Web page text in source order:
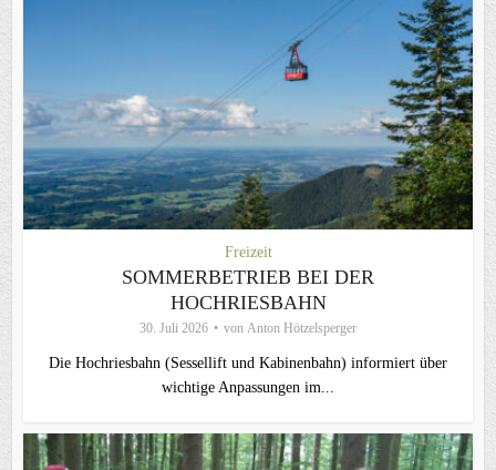
Freizeit
SOMMERBETRIEB BEI DER
HOCHRIESBAHN
30. Juli 2026 von Anton Hötzelsperger
Die Hochriesbahn (Sessellift und Kabinenbahn) informiert über
wichtige Anpassungen im...